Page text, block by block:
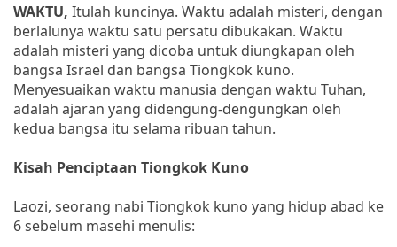
WAKTU, Itulah kuncinya. Waktu adalah misteri, dengan
berlalunya waktu satu persatu dibukakan. Waktu
adalah misteri yang dicoba untuk diungkapan oleh
bangsa Israel dan bangsa Tiongkok kuno.
Menyesuaikan waktu manusia dengan waktu Tuhan,
adalah ajaran yang didengung-dengungkan oleh
kedua bangsa itu selama ribuan tahun.
Kisah Penciptaan Tiongkok Kuno
Laozi, seorang nabi Tiongkok kuno yang hidup abad ke
6 sebelum masehi menulis: